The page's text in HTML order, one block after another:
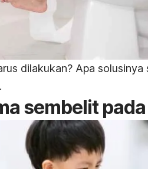
dilakukan? Apa solusinya
sembelit